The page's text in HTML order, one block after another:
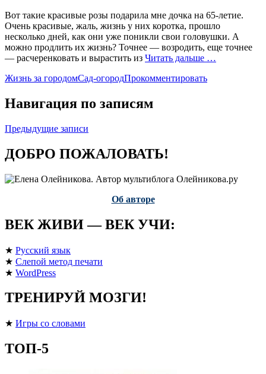
Вот такие красивые розы подарила мне дочка на 65-летие.
Очень красивые, жаль, жизнь у них коротка, прошло
несколько дней, как они уже поникли свои головушки. А
можно продлить их жизнь? Точнее — возродить, еще точнее
— расчеренковать и вырастить из Читать дальше …
Жизнь за городомСад-огородПрокомментировать
Навигация по записям
Предыдущие записи
ДОБРО ПОЖАЛОВАТЬ!
Об авторе
ВЕК ЖИВИ — ВЕК УЧИ:
★ Русский язык
★ Слепой метод печати
★ WordPress
ТРЕНИРУЙ МОЗГИ!
★ Игры со словами
ТОП-5